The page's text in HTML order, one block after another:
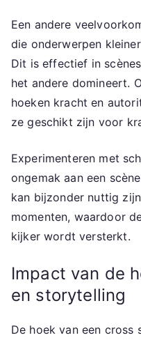
Een andere
die onderwerpen
Dit is effectief in
het andere domineert.
hoeken kracht en
ze geschikt zijn voor
Experimenteren met
ongemak aan een
kan bijzonder nuttig
momenten, waardoor
kijker wordt versterkt.
Impact van de
en storytelling
De hoek van een cross